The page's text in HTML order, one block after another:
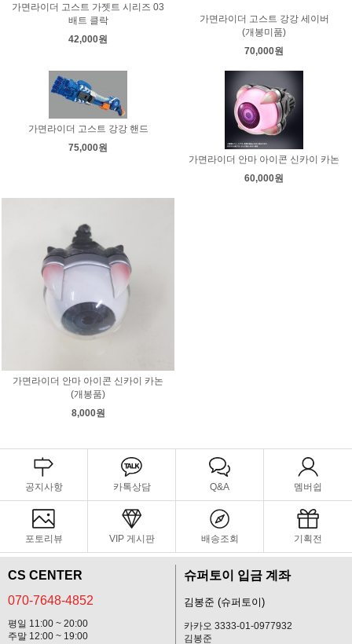
가면라이더 고스트 가젯트 시리즈 03
배트 클락
42,000원
가면라이더 고스트 강강 세이버
(개봉미품)
70,000원
가면라이더 고스트 강강 핸드
75,000원
가면라이더 안마 아이콘 신카이 카논
60,000원
가면라이더 안마 아이콘 신카이 카논
(개봉품)
8,000원
공지사항 카톡상담 Q&A 멤버쉽
포토리뷰 VIP 게시판 배송조회 기획전
CS CENTER
070-7648-4852
평일 11:00 ~ 20:00
주말 12:00 ~ 19:00
슈퍼토이 입금 계좌
김봉준 (슈퍼토이)
카카오 3333-01-0977932
김봉준